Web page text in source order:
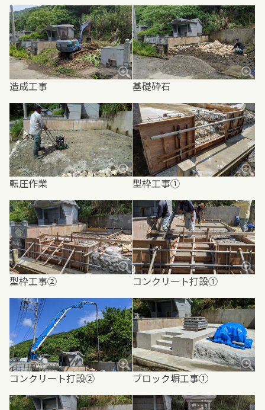
造成工事 基礎砕石
転圧作業 型枠工事①
型枠工事② コンクリート打設①
コンクリート打設② ブロック塀工事①